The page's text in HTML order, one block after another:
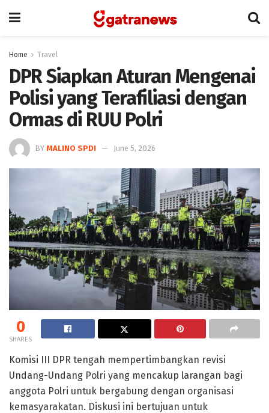
Home Travel
DPR Siapkan Aturan Mengenai
Polisi yang Terafiliasi dengan
Ormas di RUU Polri
BY MALINO SPDI June 5, 2026
0
SHARES
Komisi III DPR tengah mempertimbangkan revisi
Undang-Undang Polri yang mencakup larangan bagi
anggota Polri untuk bergabung dengan organisasi
kemasyarakatan. Diskusi ini bertujuan untuk